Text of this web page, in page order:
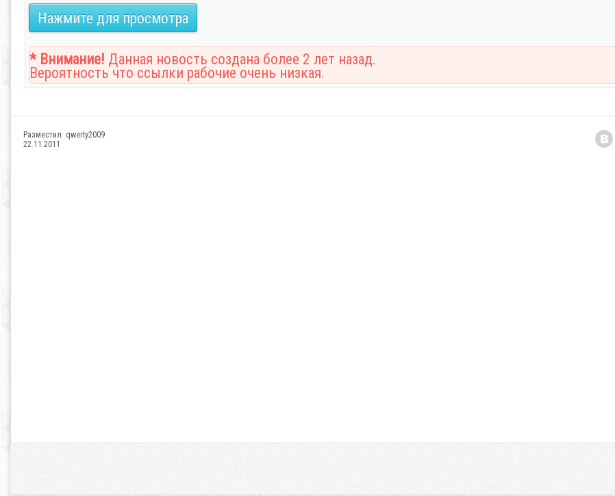
Нажмите для просмотра
* Внимание! Данная новость создана более 2 лет назад.
Вероятность что ссылки рабочие очень низкая.
Разместил: qwerty2009
22.11.2011